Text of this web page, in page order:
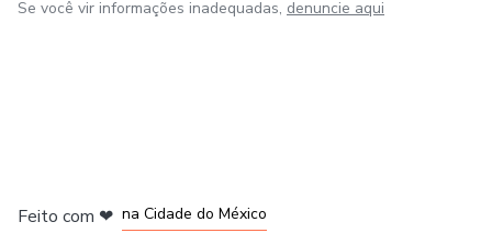
Se você vir informações inadequadas, denuncie aqui
Feito com ❤ na Cidade do México